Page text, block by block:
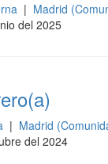
| Madrid
del 2025
| Madrid
del 2024